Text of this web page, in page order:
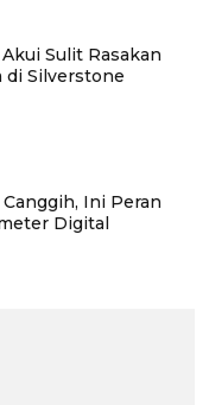
Sulit Rasakan
di Silverstone
Ini Peran
Digital